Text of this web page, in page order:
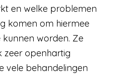
en welke problemen
komen om hiermee
worden. Ze
zeer openhartig
vele behandelingen